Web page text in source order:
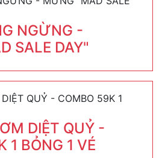
NGỪNG -
SALE DAY"
DIỆT QUỶ -
1 BỎNG 1 VÉ